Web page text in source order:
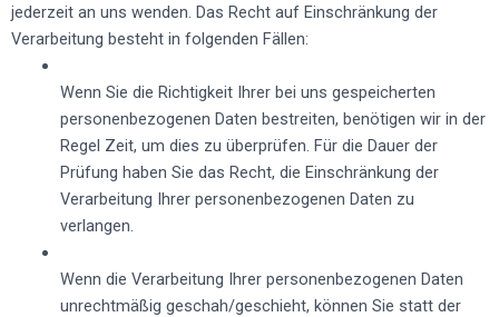
jederzeit an uns wenden. Das Recht auf Einschränkung der
Verarbeitung besteht in folgenden Fällen:
Wenn Sie die Richtigkeit Ihrer bei uns gespeicherten
personenbezogenen Daten bestreiten, benötigen wir in der
Regel Zeit, um dies zu überprüfen. Für die Dauer der
Prüfung haben Sie das Recht, die Einschränkung der
Verarbeitung Ihrer personenbezogenen Daten zu
verlangen.
Wenn die Verarbeitung Ihrer personenbezogenen Daten
unrechtmäßig geschah/geschieht, können Sie statt der